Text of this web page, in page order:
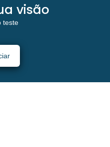
visão
teste